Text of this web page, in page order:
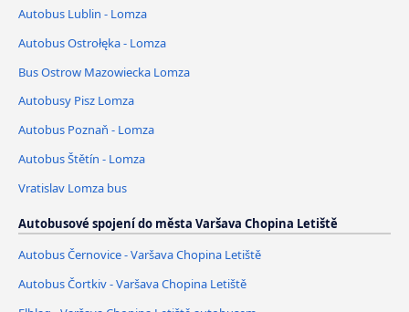
Autobus Lublin - Lomza
Autobus Ostrołęka - Lomza
Bus Ostrow Mazowiecka Lomza
Autobusy Pisz Lomza
Autobus Poznaň - Lomza
Autobus Štětín - Lomza
Vratislav Lomza bus
Autobusové spojení do města Varšava Chopina Letiště
Autobus Černovice - Varšava Chopina Letiště
Autobus Čortkiv - Varšava Chopina Letiště